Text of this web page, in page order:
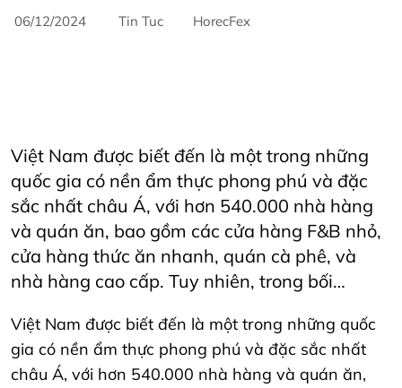
06/12/2024 Tin Tuc HorecFex
Việt Nam được biết đến là một trong những
quốc gia có nền ẩm thực phong phú và đặc
sắc nhất châu Á, với hơn 540.000 nhà hàng
và quán ăn, bao gồm các cửa hàng F&B nhỏ,
cửa hàng thức ăn nhanh, quán cà phê, và
nhà hàng cao cấp. Tuy nhiên, trong bối…
Việt Nam được biết đến là một trong những quốc
gia có nền ẩm thực phong phú và đặc sắc nhất
châu Á, với hơn 540.000 nhà hàng và quán ăn,